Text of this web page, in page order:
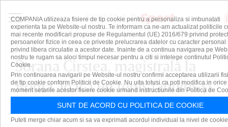
Sorana Cîrstea, magistrală la
Roma. Joacă un tenis fabulos şi
se califică în semifinale
COMPANIA utilizeaza fisiere de tip cookie pentru a personaliza si imbunatati
experienta ta pe Website-ul nostru. Te informam ca ne-am actualizat politicile
mai recente modificari propuse de Regulamentul (UE) 2016/679 privind
persoanelor fizice in ceea ce priveste prelucrarea datelor cu caracter personal
privind libera circulatie a acestor date. Inainte de a continua navigarea pe
nostru te rugam sa aloci timpul necesar pentru a citi si intelege continutul
Cookie.
Prin continuarea navigarii pe Website-ul nostru confirmi acceptarea utilizarii
de tip cookie conform Politicii de Cookie. Nu uita totusi ca poti modifica in orice
moment setarile acestor fisiere cookie urmand instructiunile din Politica de
SUNT DE ACORD CU POLITICA DE COOKIE
Puteti merge chiar acum si sa va exprimati acordul individual la nivel de